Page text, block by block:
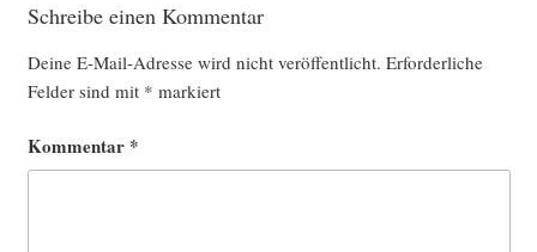
Schreibe einen Kommentar
Deine E-Mail-Adresse wird nicht veröffentlicht. Erforderliche
Felder sind mit * markiert
Kommentar *